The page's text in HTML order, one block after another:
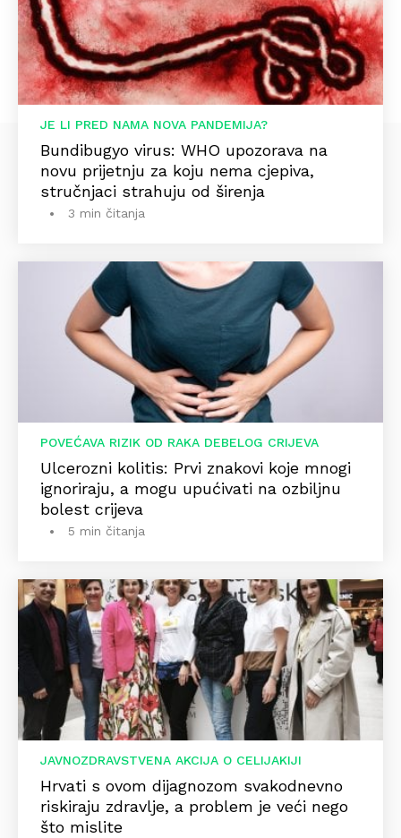
JE LI PRED NAMA NOVA PANDEMIJA?
Bundibugyo virus: WHO upozorava na
novu prijetnju za koju nema cjepiva,
stručnjaci strahuju od širenja
3 min čitanja
POVEĆAVA RIZIK OD RAKA DEBELOG CRIJEVA
Ulcerozni kolitis: Prvi znakovi koje mnogi
ignoriraju, a mogu upućivati na ozbiljnu
bolest crijeva
5 min čitanja
JAVNOZDRAVSTVENA AKCIJA O CELIJAKIJI
Hrvati s ovom dijagnozom svakodnevno
riskiraju zdravlje, a problem je veći nego
što mislite